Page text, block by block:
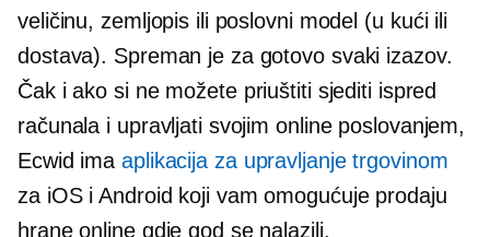
veličinu, zemljopis ili poslovni model (u kućiili
dostava). Spreman je za gotovo svaki izazov.
Čak i ako si ne možete priuštiti sjediti ispred
računala i upravljati svojim online poslovanjem,
Ecwid imaaplikacija za upravljanje trgovinom
za iOS i Android koji vam omogućuje prodaju
hrane online gdje god se nalazili.